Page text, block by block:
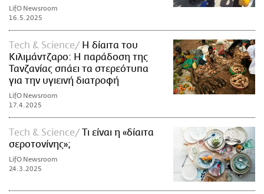
LifO Newsroom
16.5.2025
Τech & Science
Η δίαιτα του
Κιλιμάντζαρο: Η παράδοση της
Τανζανίας σπάει τα στερεότυπα
για την υγιεινή διατροφή
LifO Newsroom
17.4.2025
Τech & Science
Τι είναι η «δίαιτα
σεροτονίνης»;
LifO Newsroom
24.3.2025